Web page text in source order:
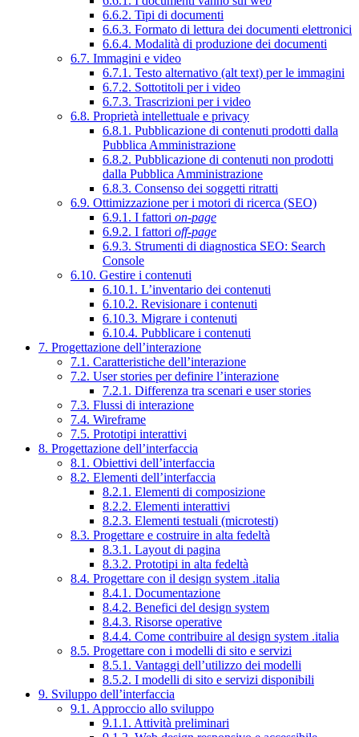
6.6.2. Tipi di documenti
6.6.3. Formato di lettura dei documenti elettronici
6.6.4. Modalità di produzione dei documenti
6.7. Immagini e video
6.7.1. Testo alternativo (alt text) per le immagini
6.7.2. Sottotitoli per i video
6.7.3. Trascrizioni per i video
6.8. Proprietà intellettuale e privacy
6.8.1. Pubblicazione di contenuti prodotti dalla
Pubblica Amministrazione
6.8.2. Pubblicazione di contenuti non prodotti
dalla Pubblica Amministrazione
6.8.3. Consenso dei soggetti ritratti
6.9. Ottimizzazione per i motori di ricerca (SEO)
6.9.1. I fattori on-page
6.9.2. I fattori off-page
6.9.3. Strumenti di diagnostica SEO: Search
Console
6.10. Gestire i contenuti
6.10.1. L’inventario dei contenuti
6.10.2. Revisionare i contenuti
6.10.3. Migrare i contenuti
6.10.4. Pubblicare i contenuti
7. Progettazione dell’interazione
7.1. Caratteristiche dell’interazione
7.2. User stories per definire l’interazione
7.2.1. Differenza tra scenari e user stories
7.3. Flussi di interazione
7.4. Wireframe
7.5. Prototipi interattivi
8. Progettazione dell’interfaccia
8.1. Obiettivi dell’interfaccia
8.2. Elementi dell’interfaccia
8.2.1. Elementi di composizione
8.2.2. Elementi interattivi
8.2.3. Elementi testuali (microtesti)
8.3. Progettare e costruire in alta fedeltà
8.3.1. Layout di pagina
8.3.2. Prototipi in alta fedeltà
8.4. Progettare con il design system .italia
8.4.1. Documentazione
8.4.2. Benefici del design system
8.4.3. Risorse operative
8.4.4. Come contribuire al design system .italia
8.5. Progettare con i modelli di sito e servizi
8.5.1. Vantaggi dell’utilizzo dei modelli
8.5.2. I modelli di sito e servizi disponibili
9. Sviluppo dell’interfaccia
9.1. Approccio allo sviluppo
9.1.1. Attività preliminari